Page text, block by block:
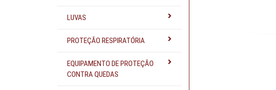
LUVAS
PROTEÇÃO RESPIRATÓRIA
EQUIPAMENTO DE PROTEÇÃO
CONTRA QUEDAS